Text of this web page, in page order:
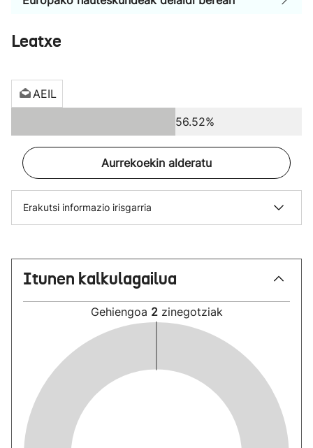
Leatxe
AEIL
56.52%
Aurrekoekin alderatu
Erakutsi informazio irisgarria
Itunen kalkulagailua
Gehiengoa 2 zinegotziak